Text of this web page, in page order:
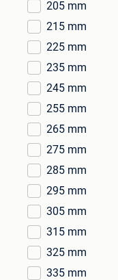
205 mm
215 mm
225 mm
235 mm
245 mm
255 mm
265 mm
275 mm
285 mm
295 mm
305 mm
315 mm
325 mm
335 mm